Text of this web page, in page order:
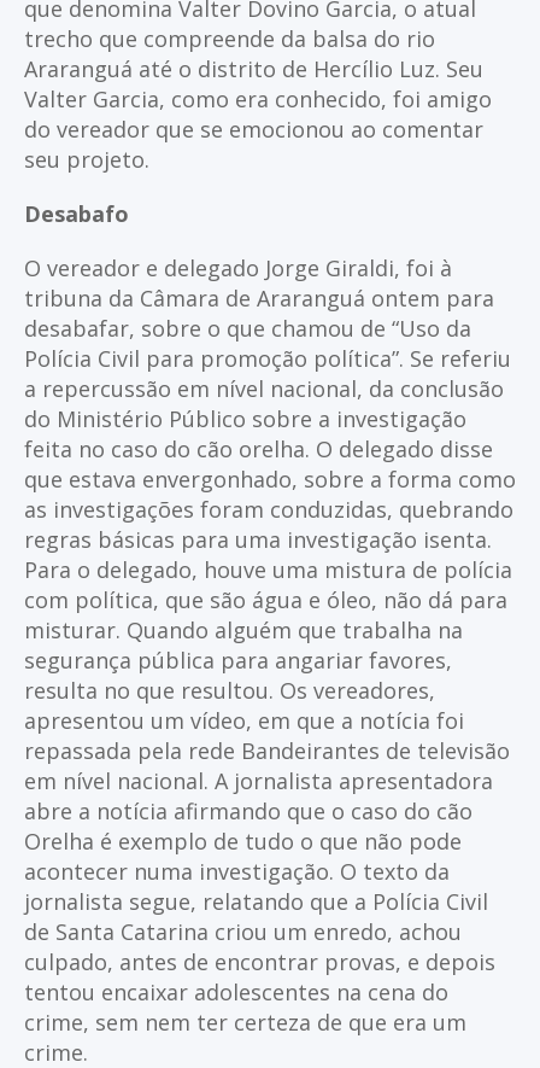
que denomina Valter Dovino Garcia, o atual
trecho que compreende da balsa do rio
Araranguá até o distrito de Hercílio Luz. Seu
Valter Garcia, como era conhecido, foi amigo
do vereador que se emocionou ao comentar
seu projeto.
Desabafo
O vereador e delegado Jorge Giraldi, foi à
tribuna da Câmara de Araranguá ontem para
desabafar, sobre o que chamou de “Uso da
Polícia Civil para promoção política”. Se referiu
a repercussão em nível nacional, da conclusão
do Ministério Público sobre a investigação
feita no caso do cão orelha. O delegado disse
que estava envergonhado, sobre a forma como
as investigações foram conduzidas, quebrando
regras básicas para uma investigação isenta.
Para o delegado, houve uma mistura de polícia
com política, que são água e óleo, não dá para
misturar. Quando alguém que trabalha na
segurança pública para angariar favores,
resulta no que resultou. Os vereadores,
apresentou um vídeo, em que a notícia foi
repassada pela rede Bandeirantes de televisão
em nível nacional. A jornalista apresentadora
abre a notícia afirmando que o caso do cão
Orelha é exemplo de tudo o que não pode
acontecer numa investigação. O texto da
jornalista segue, relatando que a Polícia Civil
de Santa Catarina criou um enredo, achou
culpado, antes de encontrar provas, e depois
tentou encaixar adolescentes na cena do
crime, sem nem ter certeza de que era um
crime.